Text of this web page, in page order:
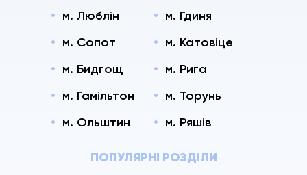
м. Люблін
м. Гдиня
м. Сопот
м. Катовіце
м. Бидгощ
м. Рига
м. Гамільтон
м. Торунь
м. Ольштин
м. Ряшів
ПОПУЛЯРНІ РОЗДІЛИ